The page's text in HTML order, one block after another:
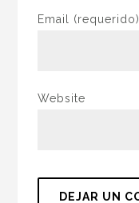
Email (requerido)
Website